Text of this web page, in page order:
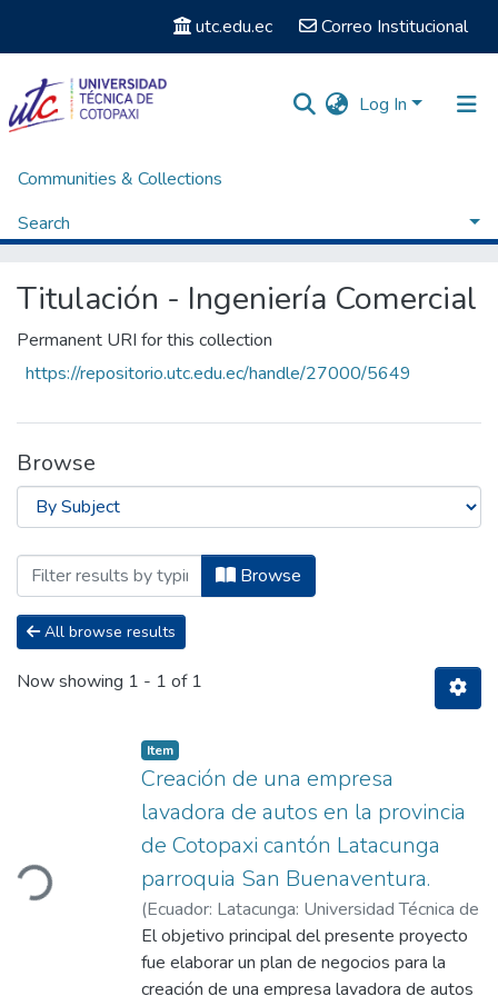
utc.edu.ec Correo Institucional
Log In
Communities & Collections
Search
Home
Titulación - Ingeniería Comercial
Browse by Subject
Titulación - Ingeniería Comercial
Permanent URI for this collection
https://repositorio.utc.edu.ec/handle/27000/5649
Browse
Browsing Titulación - Ingeniería
Browse
All browse results
Now showing 1 - 1 of 1
Item
Creación de una empresa
lavadora de autos en la provincia
de Cotopaxi cantón Latacunga
parroquia San Buenaventura.
(Ecuador: Latacunga: Universidad Técnica de
Cotopaxi; UTC.,2019-08)Acurio Aguilar,
Magaly del Rocío;Toapanta Velasco,
Guiselle Katherine;Cárdenas, Milton
El objetivo principal del presente proyecto
fue elaborar un plan de negocios para la
creación de una empresa lavadora de autos